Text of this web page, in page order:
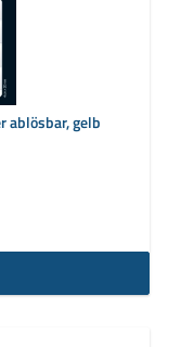
ablösbar, gelb